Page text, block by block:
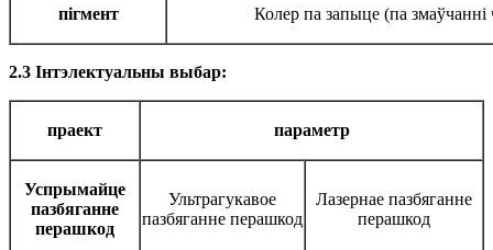
пігмент Колер па запыце (па
2.3 Інтэлектуальны выбар:
праект параметр
Успрымайце
пазбяганне
перашкод
Ультрагукавое
пазбяганне перашкод
Лазернае пазбяганне
перашкод